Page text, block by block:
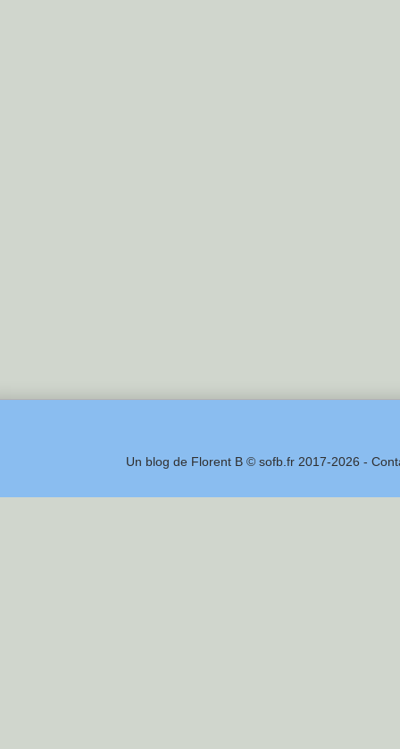
Un blog de Florent B © sofb.fr 2017-2026 -